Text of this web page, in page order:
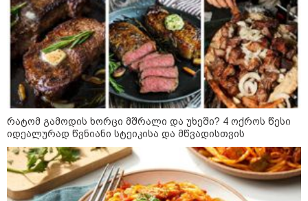
რატომ ჩაბნელდა საქართველო
მესამედ და გველოდება თუ არა
ზამთარში მასშტაბური
ენერგოკრიზისი - "პრობლემის
მოგვარებას დაახლოებით ერთი
თვე დასჭირდება"
23:14 / 06-08-2026
სამოქალაქო საზოგადოების
წარმომადგენლები 2008 წლის
რუსეთ-საქართველოს აგვისტოს
ომის 18 წლისთავთან
დაკავშირებით ერთობლივ
განცხადებას ავრცელებენ
22:35 / 06-08-2026
რატომ გამოდის ხორცი მშრალი და უხეში? 4 ოქროს წესი
იდეალურად წვნიანი სტეიკისა და მწვადისთვის